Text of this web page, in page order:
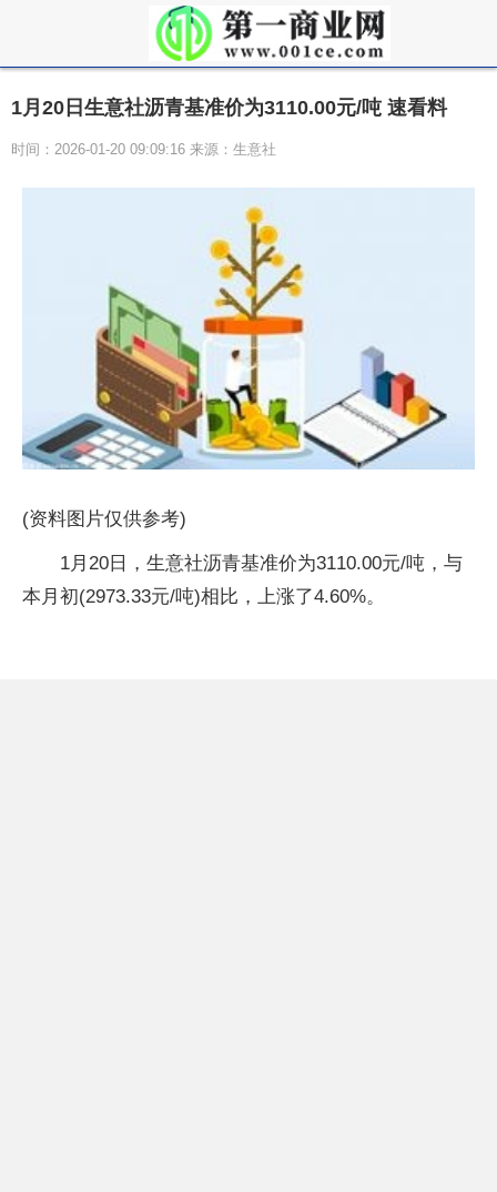
1月20日生意社沥青基准价为3110.00元/吨 速看料
时间：2026-01-20 09:09:16 来源：生意社
(资料图片仅供参考)
1月20日，生意社沥青基准价为3110.00元/吨，与
本月初(2973.33元/吨)相比，上涨了4.60%。